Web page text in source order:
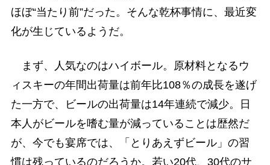
ほぼ“当たり前”だった。そんな乾杯事情に、最近変
化が生じているようだ。
まず、人気なのはハイボール。原材料となるウ
ィスキーの年間出荷量は前年比108％の成長を遂げ
た一方で、ビールの出荷量は14年連続で減少。日
本人がビールを嗜む量が減っていることは歴然だ
が、今でも宴席では、「とりあえずビール」の習
慣は残っているのだろうか。若い20代、30代のサ